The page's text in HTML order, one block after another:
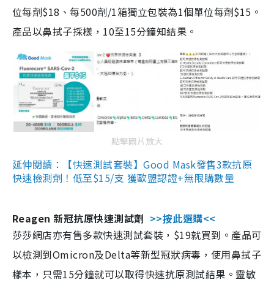
位每劑$18、每500劑/1箱獨立包裝為1個單位每劑$15。
產品以鼻拭子採樣，10至15分鐘知結果。
點擊圖片放大
延伸閱讀：【快速測試套裝】Good Mask發售3款抗原
快速檢測劑！低至$15/支 獲歐盟認證+無限購數量
Reagen 新冠抗原快速測試劑 >>按此選購<<
莎莎網店亦有售多款快速測試套裝，$19就買到。產品可
以檢測到Omicron及Delta等新型冠狀病毒，使用鼻拭子
樣本，只需15分鐘就可以取得快速抗原測試結果。靈敏